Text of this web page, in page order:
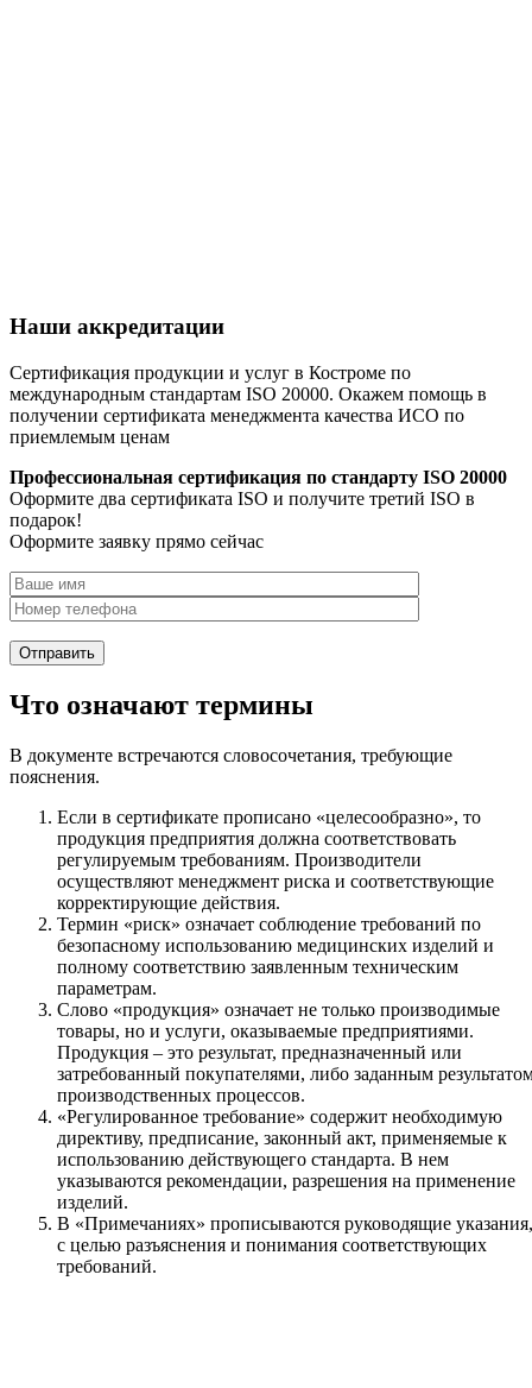
Наши аккредитации
Сертификация продукции и услуг в Костроме по
международным стандартам ISO 20000. Окажем помощь в
получении сертификата менеджмента качества ИСО по
приемлемым ценам
Профессиональная сертификация по стандарту ISO 20000
Оформите два сертификата ISO и получите третий ISO в
подарок!
Оформите заявку прямо сейчас
Что означают термины
В документе встречаются словосочетания, требующие
пояснения.
Если в сертификате прописано «целесообразно», то
продукция предприятия должна соответствовать
регулируемым требованиям. Производители
осуществляют менеджмент риска и соответствующие
корректирующие действия.
Термин «риск» означает соблюдение требований по
безопасному использованию медицинских изделий и
полному соответствию заявленным техническим
параметрам.
Слово «продукция» означает не только производимые
товары, но и услуги, оказываемые предприятиями.
Продукция – это результат, предназначенный или
затребованный покупателями, либо заданным
производственных процессов.
«Регулированное требование» содержит необходимую
директиву, предписание, законный акт, применяемые к
использованию действующего стандарта. В нем
указываются рекомендации, разрешения на применение
изделий.
В «Примечаниях» прописываются руководящие указания,
с целью разъяснения и понимания соответствующих
требований.